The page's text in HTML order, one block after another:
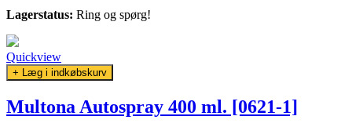
Lagerstatus: Ring og spørg!
Quickview
+ Læg i indkøbskurv
Multona Autospray 400 ml. [0621-1]